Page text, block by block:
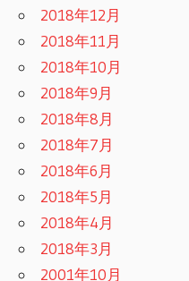
2018年12月
2018年11月
2018年10月
2018年9月
2018年8月
2018年7月
2018年6月
2018年5月
2018年4月
2018年3月
2001年10月